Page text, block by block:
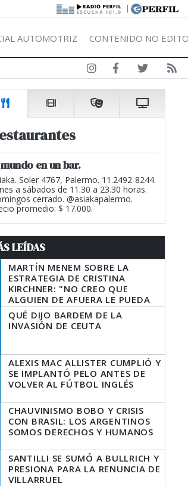
|
AUTOMOTRIZ CONTENIDO NO
en un bar.
Soler 4767, Palermo. 11.2492-8244.
a sábados de 11.30 a 23.30 horas.
cerrado. @asiakapalermo.
promedio: $ 17.000.
LEÍDAS
MARTÍN MENEM SOBRE LA
ESTRATEGIA DE CRISTINA
KIRCHNER: "NO CREO QUE
ALGUIEN DE AFUERA LE PUEDA
DECIR A LA JUSTICIA LO QUE
TIENE QUE HACER"
QUÉ DIJO BARDEM DE LA
INVASIÓN DE CEUTA
ALEXIS MAC ALLISTER CUMPLIÓ Y
SE IMPLANTÓ PELO ANTES DE
VOLVER AL FÚTBOL INGLÉS
CHAUVINISMO BOBO Y CRISIS
CON BRASIL: LOS ARGENTINOS
SOMOS DERECHOS Y HUMANOS
SANTILLI SE SUMÓ A BULLRICH Y
PRESIONA PARA LA RENUNCIA DE
VILLARRUEL